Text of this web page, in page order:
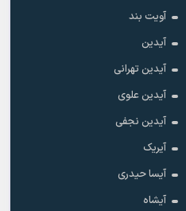
آویت بند
آیدین
آیدین تهرانی
آیدین علوی
آیدین نجفی
آیریک
آیسا حیدری
آیشاه